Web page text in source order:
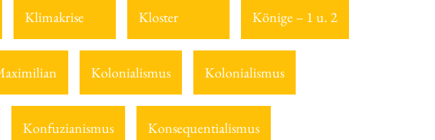
Klimakrise Kloster Könige – 1 u. 2
Kolonialismus Kolonialismus
Konfuzianismus Konsequentialismus